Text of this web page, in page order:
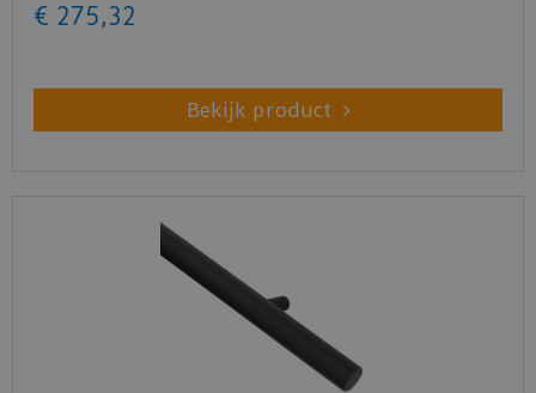
€ 275,32
Bekijk product